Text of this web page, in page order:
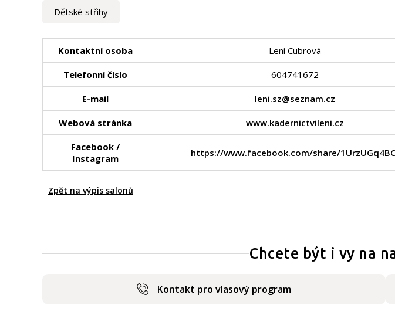
Dětské střihy
Kontaktní osoba Leni Cubrová
Telefonní číslo 604741672
E-mail leni.sz@seznam.cz
Webová stránka www.kadernictvileni.cz
Facebook /
Instagram
https://www.facebook.com/share/
Zpět na výpis salonů
Chcete být i vy na
Kontakt pro vlasový program